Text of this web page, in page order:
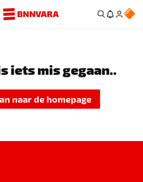
iets mis gegaan..
naar de homepage